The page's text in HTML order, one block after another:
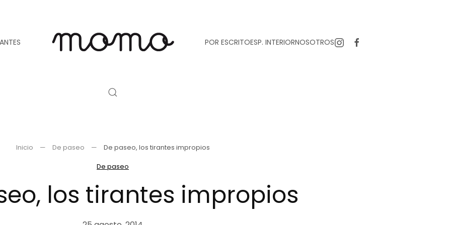
POR ESCRITOESP. INTERIORNOSOTROS
Inicio De paseo
De paseo, los tirantes impropios
De paseo
los tirantes impropios